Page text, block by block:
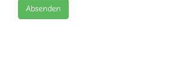
Absenden